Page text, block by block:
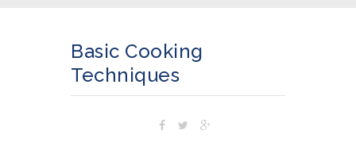
Basic Cooking
Techniques